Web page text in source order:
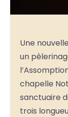
Une
un
chapelle
sanctuaire
trois